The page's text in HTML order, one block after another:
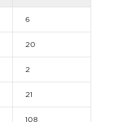
6
20
2
21
108